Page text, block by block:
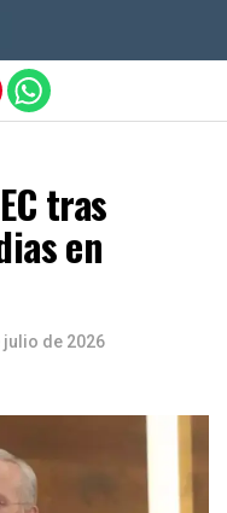
tras
en
julio de 2026
móvil